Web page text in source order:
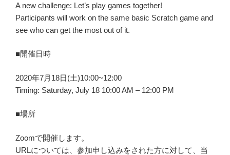
A new challenge: Let’s play games together!
Participants will work on the same basic Scratch game and
see who can get the most out of it.
■開催日時
2020年7月18日(土)10:00~12:00
Timing: Saturday, July 18 10:00 AM – 12:00 PM
■場所
Zoomで開催します。
URLについては、参加申し込みをされた方に対して、当